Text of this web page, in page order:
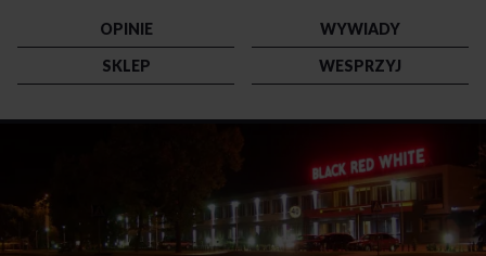
OPINIE
WYWIADY
SKLEP
WESPRZYJ